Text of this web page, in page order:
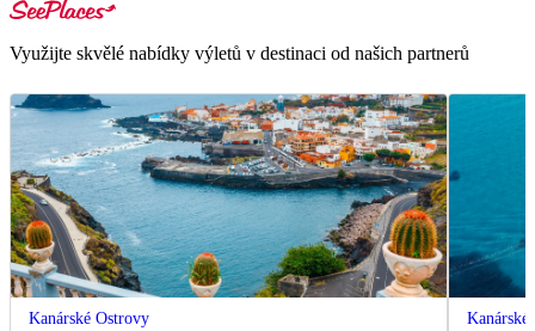
Využijte skvělé nabídky výletů v destinaci od našich partnerů
Kanárské Ostrovy